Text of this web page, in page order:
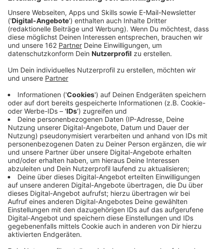
Anzeige
Vor dem Vatertagswochenende wird es heute voll auf
den Autobahnen. Der ADAC rechnet mit einem der
staureichsten Tage des Jahres - vor allem rund ums
Ruhrgebiet und zwischen 13 und 18 Uhr. Zum ohnehin
schon starken Berufsverkehr - wie immer Mitte der
Woche - kommen die Kurzurlauber. Beliebt sind dabei
die A3, A57 und A40 Richtung Niederlande. Hier sorgt
ab heute Abend auch noch eine Sperrung am Kreuz
Kaiserberg für zusätzliche Engpässe. Letztes Mal gab
den Tag vor Christi Himmelfahrt bei den Staus sogar
einen Jahresrekord. In ganz NRW kamen fast 950
Staustunden auf 840 Kilometern zusammen.
Anzeige
Alternativstrecken nicht immer